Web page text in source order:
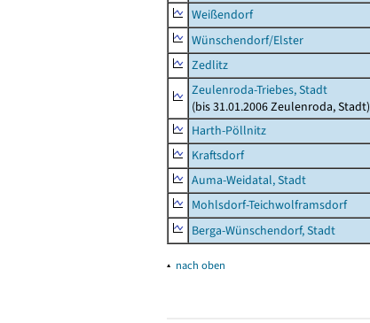
Weißendorf
Wünschendorf/Elster
Zedlitz
Zeulenroda-Triebes, Stadt
(bis 31.01.2006 Zeulenroda, Stadt)
Harth-Pöllnitz
Kraftsdorf
Auma-Weidatal, Stadt
Mohlsdorf-Teichwolframsdorf
Berga-Wünschendorf, Stadt
▴ nach oben